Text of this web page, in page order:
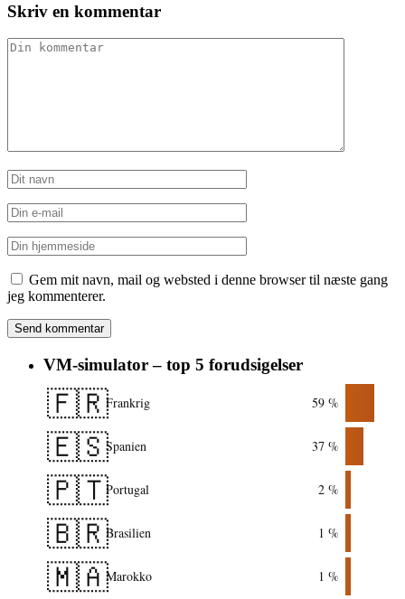
Skriv en kommentar
Gem mit navn, mail og websted i denne browser til næste gang
jeg kommenterer.
VM-simulator – top 5 forudsigelser
🇫🇷Frankrig 59 %
🇪🇸Spanien 37 %
🇵🇹Portugal 2 %
🇧🇷Brasilien 1 %
🇲🇦Marokko 1 %